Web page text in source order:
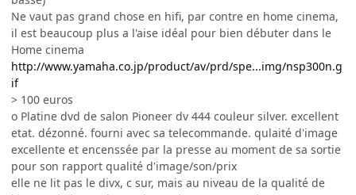
Ne vaut pas grand chose en hifi, par contre en home cinema,
il est beaucoup plus a l'aise idéal pour bien débuter dans le
Home cinema
http://www.yamaha.co.jp/product/av/prd/spe...img/nsp300n.g
if
> 100 euros
o Platine dvd de salon Pioneer dv 444 couleur silver. excellent
etat. dézonné. fourni avec sa telecommande. qulaité d'image
excellente et encenssée par la presse au moment de sa sortie
pour son rapport qualité d'image/son/prix
elle ne lit pas le divx, c sur, mais au niveau de la qualité de